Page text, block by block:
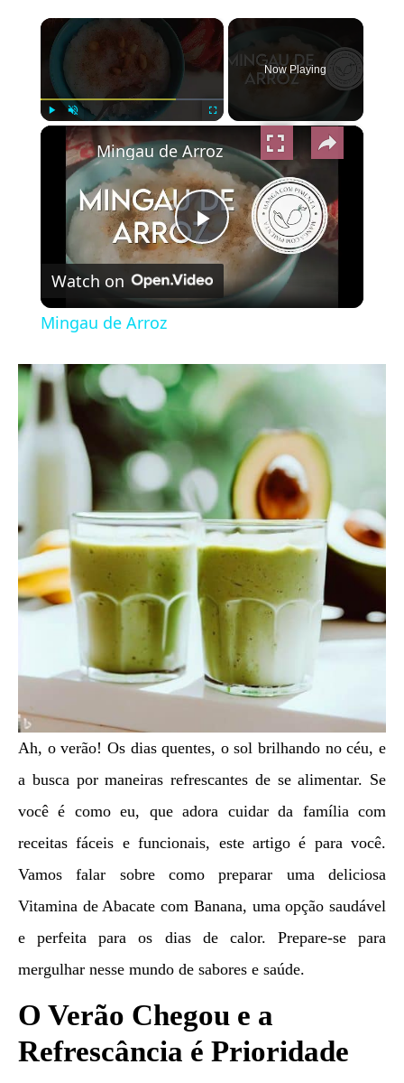
×
Unmute
Now Playing
×
Play
Video
Mingau de Arroz
Watch on
Mingau de Arroz
Ah, o verão! Os dias quentes, o sol brilhando no céu, e
a busca por maneiras refrescantes de se alimentar. Se
você é como eu, que adora cuidar da família com
receitas fáceis e funcionais, este artigo é para você.
Vamos falar sobre como preparar uma deliciosa
Vitamina de Abacate com Banana, uma opção saudável
e perfeita para os dias de calor. Prepare-se para
mergulhar nesse mundo de sabores e saúde.
O Verão Chegou e a
Refrescância é Prioridade